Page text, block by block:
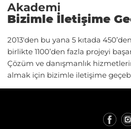
Akademi
Bizimle İletişime
2013'den bu yana 5 kıtada
birlikte 1100’den fazla projeyi
Çözüm ve danışmanlık
almak için bizimle iletişime